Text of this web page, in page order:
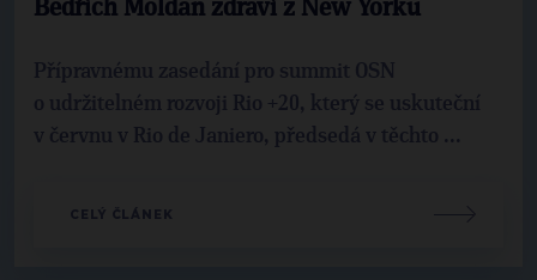
Bedřich Moldan zdraví z New Yorku
Přípravnému zasedání pro summit OSN
o udržitelném rozvoji Rio +20, který se uskuteční
v červnu v Rio de Janiero, předsedá v těchto ...
CELÝ ČLÁNEK